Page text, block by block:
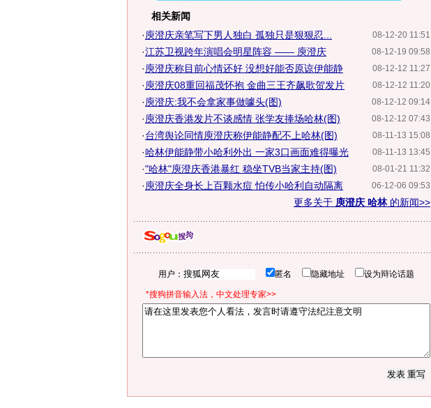
相关新闻
08-12-20 11:51
·庾澄庆亲笔写下男人独白 孤独只是狠狠忍...
08-12-19 09:58
·江苏卫视跨年演唱会明星阵容 —— 庾澄庆
08-12-12 11:27
·庾澄庆称目前心情还好 没想好能否原谅伊能静
08-12-12 11:20
·庾澄庆08重回福茂怀抱 金曲三王齐飙歌贺发片
08-12-12 09:14
·庾澄庆:我不会拿家事做噱头(图)
08-12-12 07:43
·庾澄庆香港发片不谈感情 张学友捧场哈林(图)
08-11-13 15:08
·台湾舆论同情庾澄庆称伊能静配不上哈林(图)
08-11-13 13:45
·哈林伊能静带小哈利外出 一家3口画面难得曝光
08-01-21 11:32
·"哈林"庾澄庆香港暴红 稳坐TVB当家主持(图)
06-12-06 09:53
·庾澄庆全身长上百颗水痘 怕传小哈利自动隔离
更多关于 庾澄庆 哈林的新闻>>
用户： 匿名 隐藏地址 设为辩论话题
*搜狗拼音输入法，中文处理专家>>